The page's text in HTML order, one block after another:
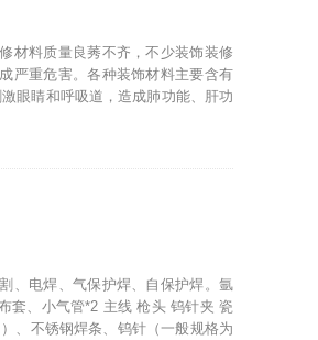
材料质量良莠不齐，不少装饰装修
严重危害。各种装饰材料主要含有
眼睛和呼吸道，造成肺功能、肝功
、电焊、气保护焊、自保护焊。氩
套、小气管*2 主线 枪头 钨针夹 瓷
、不锈钢焊条、钨针（一般规格为